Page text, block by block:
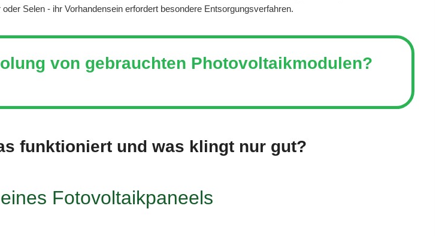
Selen - ihr Vorhandensein erfordert besondere Entsorgungsverfahren.
von gebrauchten Photovoltaikmodulen?
funktioniert und was klingt nur gut?
Fotovoltaikpaneels